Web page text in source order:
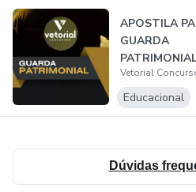
de render nas horas dedicadas
para um concurseiro do que
absorver a matéria!
APOSTILA
GUARDA
EUSÉBIO
Vetorial
Educacional
Dúvidas